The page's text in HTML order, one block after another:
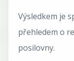
Výsledkem je
přehledem o
posilovny.